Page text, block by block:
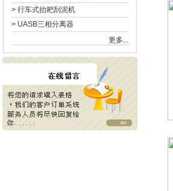
> 行车式抬耙刮泥机
> UASB三相分离器
更多...